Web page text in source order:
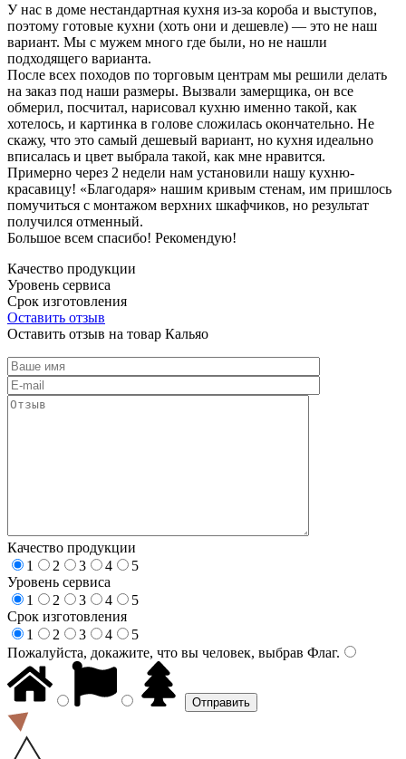
У нас в доме нестандартная кухня из-за короба и выступов,
поэтому готовые кухни (хоть они и дешевле) — это не наш
вариант. Мы с мужем много где были, но не нашли
подходящего варианта.
После всех походов по торговым центрам мы решили делать
на заказ под наши размеры. Вызвали замерщика, он все
обмерил, посчитал, нарисовал кухню именно такой, как
хотелось, и картинка в голове сложилась окончательно. Не
скажу, что это самый дешевый вариант, но кухня идеально
вписалась и цвет выбрала такой, как мне нравится.
Примерно через 2 недели нам установили нашу кухню-
красавицу! «Благодаря» нашим кривым стенам, им пришлось
помучиться с монтажом верхних шкафчиков, но результат
получился отменный.
Большое всем спасибо! Рекомендую!
Качество продукции
Уровень сервиса
Срок изготовления
Оставить отзыв
Оставить отзыв на товар Кальяо
Качество продукции
1
2 3 4
5
Уровень сервиса
1
2 3 4
5
Срок изготовления
1
2 3 4
5
Пожалуйста, докажите, что вы человек, выбрав Флаг.